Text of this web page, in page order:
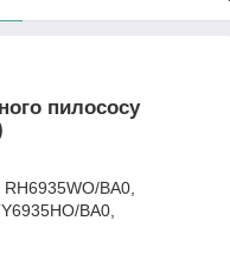
пилососу
BA0,
BA0,